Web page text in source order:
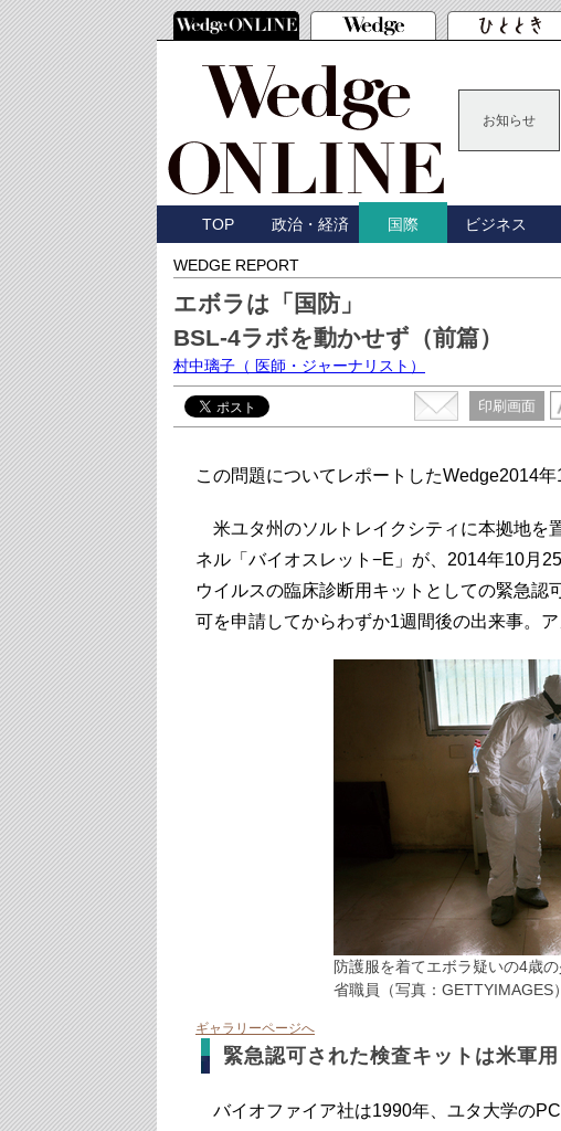
お知らせ
TOP 政治・経済 国際 ビジネス
WEDGE REPORT
エボラは「国防」
BSL-4ラボを動かせず（前篇）
村中璃子 （ 医師・ジャーナリスト）
印刷画面
この問題についてレポートしたWedge2014年
米ユタ州のソルトレイクシティに本拠地を
ネル「バイオスレット−E」が、2014年10月
ウイルスの臨床診断用キットとしての緊急
可を申請してからわずか1週間後の出来事。ア
防護服を着てエボラ疑いの4歳
省職員（写真：GETTYIMAGES）
ギャラリーページへ
緊急認可された検査キットは米軍用
バイオファイア社は1990年、ユタ大学の